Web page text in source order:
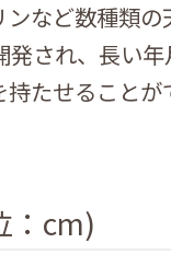
など数種類
され、長い
たせること
：cm)